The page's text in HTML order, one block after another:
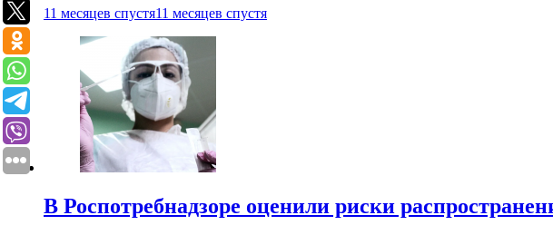
11 месяцев спустя11 месяцев спустя
В Роспотребнадзоре оценили риски